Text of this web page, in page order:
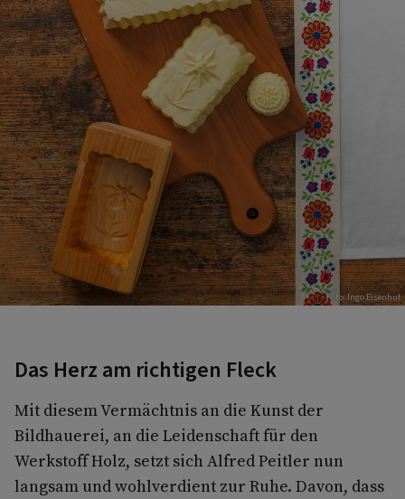
Foto: Ingo Eisenhut
Das Herz am richtigen Fleck
Mit diesem Vermächtnis an die Kunst der
Bildhauerei, an die Leidenschaft für den
Werkstoff Holz, setzt sich Alfred Peitler nun
langsam und wohlverdient zur Ruhe. Davon, dass